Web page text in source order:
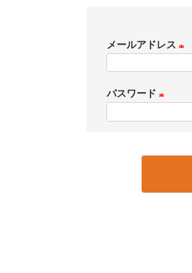
メールアドレス
パスワード